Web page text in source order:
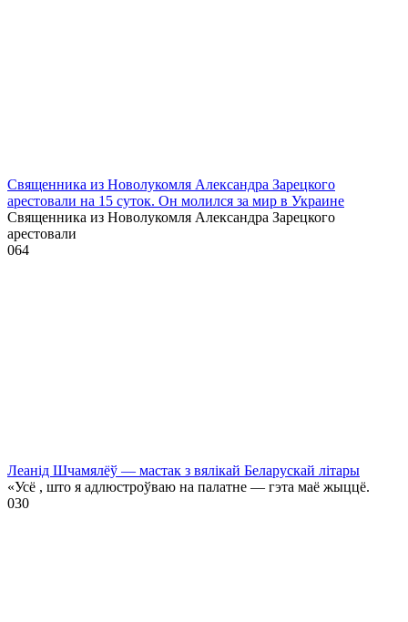
Священника из Новолукомля Александра Зарецкого
арестовали на 15 суток. Он молился за мир в Украине
Священника из Новолукомля Александра Зарецкого
арестовали
064
Леанід Шчамялёў — мастак з вялікай Беларускай літары
«Усё , што я адлюстроўваю на палатне — гэта маё жыццё.
030